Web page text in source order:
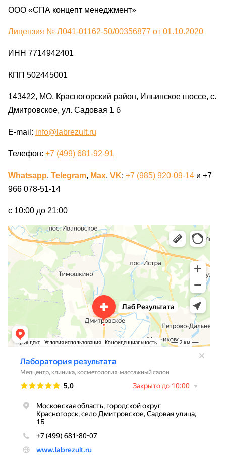
ООО «СПА концепт менеджмент»
Лицензия № Л041-01162-50/00356877 от 01.10.2020
ИНН 7714942401
КПП 502445001
143422, МО, Красногорский район, Ильинское шоссе, с.
Дмитровское, ул. Садовая 1 б
E-mail: info@labrezult.ru
Телефон: +7 (499) 681-92-91
Whatsapp, Telegram, Max, VK: +7 (985) 920-09-14 и +7
966 078-51-14
с 10:00 до 21:00